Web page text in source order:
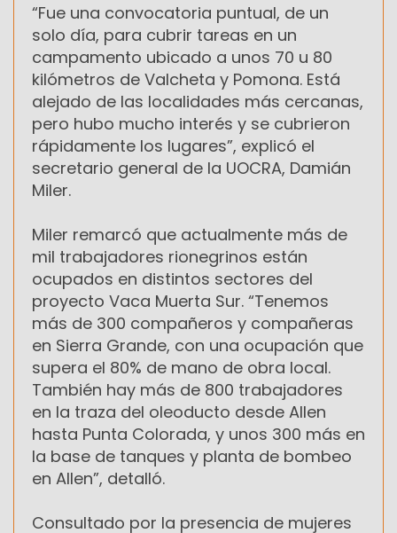
“Fue una convocatoria puntual, de un
solo día, para cubrir tareas en un
campamento ubicado a unos 70 u 80
kilómetros de Valcheta y Pomona. Está
alejado de las localidades más cercanas,
pero hubo mucho interés y se cubrieron
rápidamente los lugares”, explicó el
secretario general de la UOCRA, Damián
Miler.
Miler remarcó que actualmente más de
mil trabajadores rionegrinos están
ocupados en distintos sectores del
proyecto Vaca Muerta Sur. “Tenemos
más de 300 compañeros y compañeras
en Sierra Grande, con una ocupación que
supera el 80% de mano de obra local.
También hay más de 800 trabajadores
en la traza del oleoducto desde Allen
hasta Punta Colorada, y unos 300 más en
la base de tanques y planta de bombeo
en Allen”, detalló.
Consultado por la presencia de mujeres